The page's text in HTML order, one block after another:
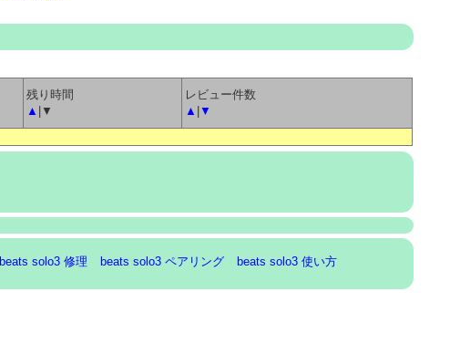
残り時間
▲ |▼
レビュー件数
▲ |▼
beats solo3 修理 beats solo3 ペアリング
beats solo3 使い方